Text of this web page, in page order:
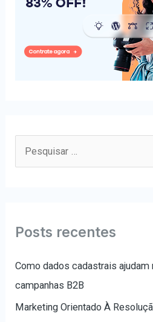
i
s
Posts recentes
Como dados cadastrais ajudam
campanhas B2B
Marketing Orientado À